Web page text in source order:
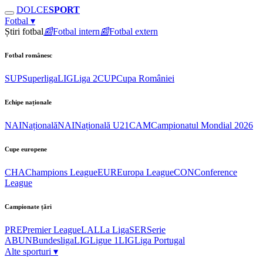
DOLCESPORT
Fotbal ▾
Știri fotbal📰Fotbal intern📰Fotbal extern
Fotbal românesc
SUPSuperligaLIGLiga 2CUPCupa României
Echipe naționale
NAINaționalăNAINațională U21CAMCampionatul Mondial 2026
Cupe europene
CHAChampions LeagueEUREuropa LeagueCONConference
League
Campionate țări
PREPremier LeagueLALLa LigaSERSerie
ABUNBundesligaLIGLigue 1LIGLiga Portugal
Alte sporturi ▾